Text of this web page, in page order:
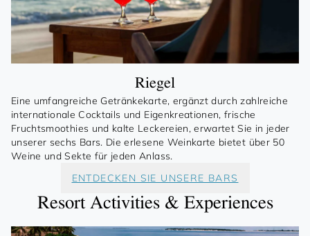
Riegel
Eine umfangreiche Getränkekarte, ergänzt durch zahlreiche
internationale Cocktails und Eigenkreationen, frische
Fruchtsmoothies und kalte Leckereien, erwartet Sie in jeder
unserer sechs Bars. Die erlesene Weinkarte bietet über 50
Weine und Sekte für jeden Anlass.
ENTDECKEN SIE UNSERE BARS
Resort Activities & Experiences